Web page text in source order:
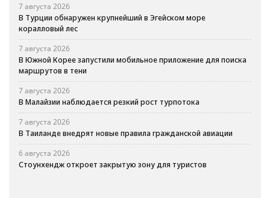
7 августа 2026
В Турции обнаружен крупнейший в Эгейском море
коралловый лес
7 августа 2026
В Южной Корее запустили мобильное приложение для поиска
маршрутов в тени
7 августа 2026
В Малайзии наблюдается резкий рост турпотока
7 августа 2026
В Таиланде внедрят новые правила гражданской авиации
6 августа 2026
Стоунхендж откроет закрытую зону для туристов